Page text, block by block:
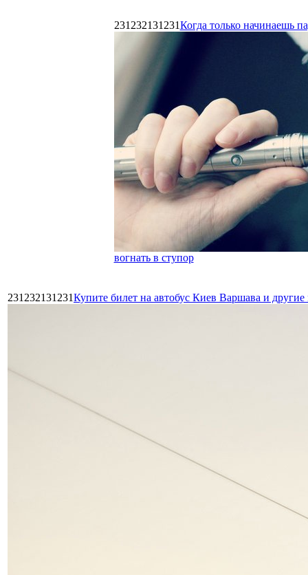
231232131231Когда только начинаешь
вогнать в ступор
231232131231Купите билет на автобус Киев Варшава и